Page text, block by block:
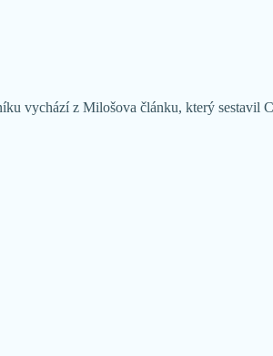
vychází z Milošova článku, který